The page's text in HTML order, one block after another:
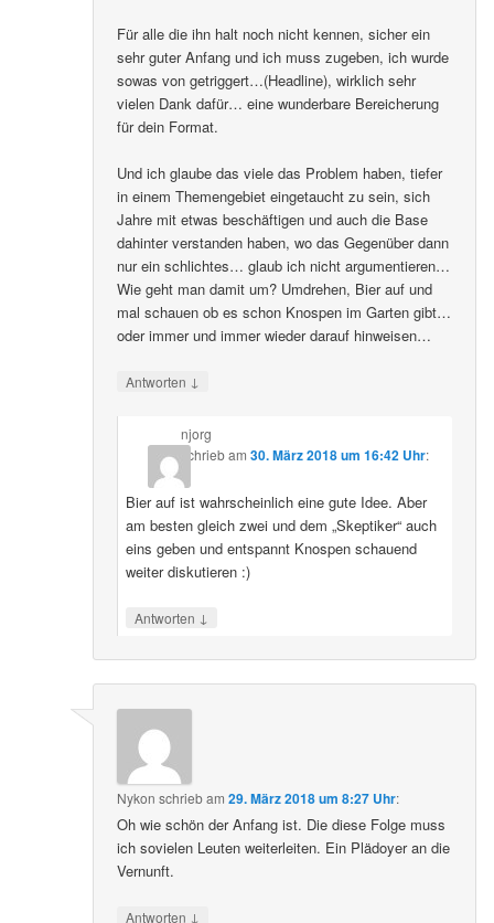
Für alle die ihn halt noch nicht kennen, sicher ein
sehr guter Anfang und ich muss zugeben, ich wurde
sowas von getriggert…(Headline), wirklich sehr
vielen Dank dafür… eine wunderbare Bereicherung
für dein Format.
Und ich glaube das viele das Problem haben, tiefer
in einem Themengebiet eingetaucht zu sein, sich
Jahre mit etwas beschäftigen und auch die Base
dahinter verstanden haben, wo das Gegenüber dann
nur ein schlichtes… glaub ich nicht argumentieren…
Wie geht man damit um? Umdrehen, Bier auf und
mal schauen ob es schon Knospen im Garten gibt…
oder immer und immer wieder darauf hinweisen…
Antworten ↓
njorg
schriebam 30. März 2018 um 16:42 Uhr:
Bier auf ist wahrscheinlich eine gute Idee. Aber
am besten gleich zwei und dem „Skeptiker“ auch
eins geben und entspannt Knospen schauend
weiter diskutieren :)
Antworten ↓
Nykon schriebam29. März 2018 um 8:27 Uhr:
Oh wie schön der Anfang ist. Die diese Folge muss
ich sovielen Leuten weiterleiten. Ein Plädoyer an die
Vernunft.
Antworten ↓